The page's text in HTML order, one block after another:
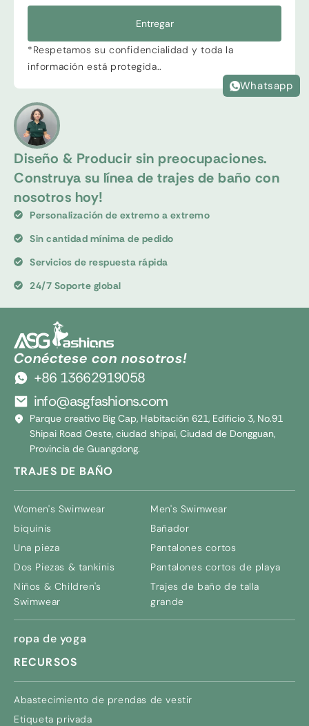
Diseño & Producir sin preocupaciones.
Construya su línea de trajes de baño con
nosotros hoy!
Personalización de extremo a extremo
Sin cantidad mínima de pedido
Servicios de respuesta rápida
24/7 Soporte global
Entregar
*Respetamos su confidencialidad y toda la
información está protegida..
Conéctese con nosotros!
+86 13662919058
info@asgfashions.com
Parque creativo Big Cap, Habitación 621, Edificio 3, No.91
Shipai Road Oeste, ciudad shipai, Ciudad de Dongguan,
Provincia de Guangdong.
TRAJES DE BAÑO
Women's Swimwear
biquinis
Una pieza
Dos Piezas & tankinis
Niños & Children's
Swimwear
Men's Swimwear
Bañador
Pantalones cortos
Pantalones cortos de playa
Trajes de baño de talla
grande
ropa de yoga
RECURSOS
Abastecimiento de prendas de vestir
Etiqueta privada
Whatsapp